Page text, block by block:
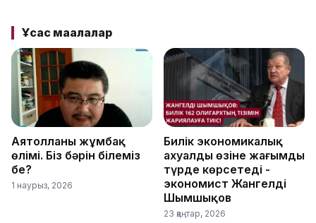
Ұқсас мақалалар
Аятолланың жұмбақ
өлімі. Біз бәрін білеміз
бе?
1 наурыз, 2026
Билік экономикалық
ахуалды өзіне жағымды
түрде көрсетеді -
экономист Жангелді
Шымшықов
23 қаңтар, 2026